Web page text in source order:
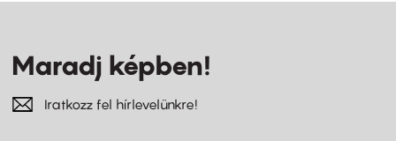
Maradj képben!
Iratkozz fel hírlevelünkre!